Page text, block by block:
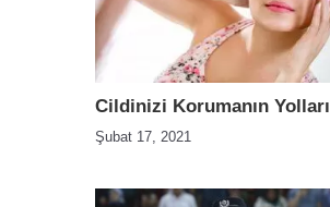
Cildinizi Korumanın Yolları
Şubat 17, 2021